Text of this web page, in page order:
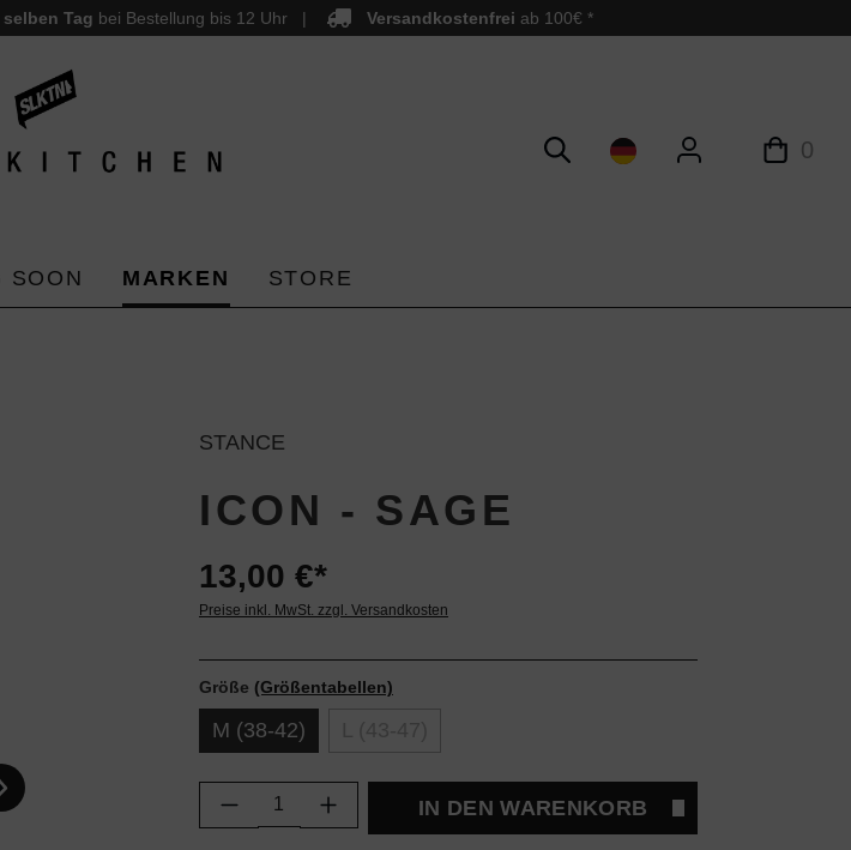
Tag bei Bestellung bis 12 Uhr Versandkostenfrei ab 100€ *
0
SOON MARKEN STORE
STANCE
ICON - SAGE
13,00 €*
Preise inkl. MwSt. zzgl. Versandkosten
Größe (Größentabellen)
M (38-42)
Produkt Anzahl: Gib den gewünschten Wert ein
IN DEN WARENKORB